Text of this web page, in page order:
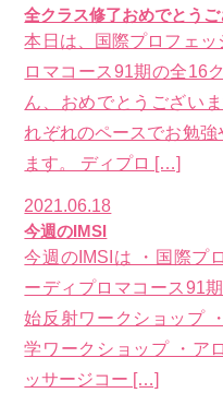
全クラス修了おめでとうご
本日は、国際プロフェ
ロマコース91期の全16
ん、おめでとうござい
れぞれのペースでお勉
ます。 ディプロ […]
2021.06.18
今週のIMSI
今週のIMSIは ・国際プ
ーディプロマコース91
始反射ワークショップ
学ワークショップ ・ア
ッサージコー […]